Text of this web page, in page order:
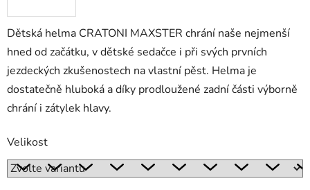
Dětská helma CRATONI MAXSTER chrání naše nejmenší
hned od začátku, v dětské sedačce i při svých prvních
jezdeckých zkušenostech na vlastní pěst. Helma je
dostatečně hluboká a díky prodloužené zadní části výborně
chrání i zátylek hlavy.
Velikost